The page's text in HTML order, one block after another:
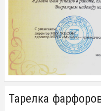
Тарелка